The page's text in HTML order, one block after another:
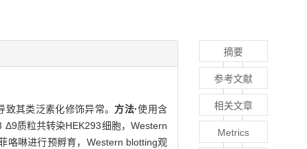
其类泛素化修饰异常。 方法·使用含
Δ9质粒共转染HEK293细胞，Western
咯啉进行预孵育，Western blotting观
摘要
参考文献
相关文章
Metrics